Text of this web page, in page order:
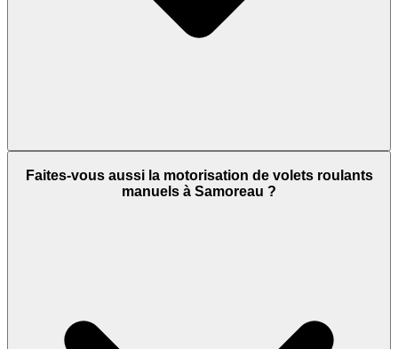
Faites-vous aussi la motorisation de volets roulants
manuels à Samoreau ?